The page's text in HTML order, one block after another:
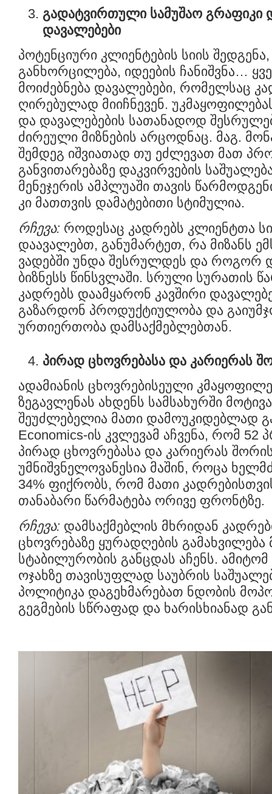
გადატვირთული სამუშაო გრაფიკი
დავალებები
პოტენციური კლიენტების სიის
განხორცილება, იდეების ჩანიშვნა…
მოიძებნება დავალებები, რომელსაც
ღირებულად მიიჩნევენ.
და დავალებების სათანადოდ
ძირეული მიზნების არცოდნაც. მაგ.
შემდეგ იშვიათად თუ ეძლევათ მათ
განვითარებაზე დაკვირვების
მენეჯერის ამპლუაში თავის
კი მათთვის დამატებითი სტიმულია.
რჩევა: როდესაც კადრებს კლიენტთა
დაავალებთ, განუმარტეთ, რა მიზანს
ვადებში უნდა შესრულდეს და როგორ
ბიზნესს წინსვლაში. სრული სურათის
კადრებს დაამყარონ კავშირი
გაზარდონ პროდუქტიულობა და
ურთიერთობა დამსაქმებლებთან.
პირად ცხოვრებასა და კარიერას
ადამიანის ცხოვრებისეული
ზეგავლენას ახდენს სამსახურში
შეუძლებელია მათი დამოუკიდებლად
Economics-ის კვლევამ აჩვენა, რომ 52
პირად ცხოვრებასა და კარიერას
უმნიშვნელოვანესია მაშინ, როცა
34% ფიქრობს, რომ მათი
თანაბარი წარმატება ორივე ფრონტზე.
რჩევა: დამსაქმებლის მხრიდან
ცხოვრებაზე ყურადღების
სტაბილურობის განცდას აჩენს.
ოჯახზე თავისუფლად საუბრის
პოლიტიკა დაგეხმარებათ ნდობის
გეგმების სწრაფად და ხარისხიანად